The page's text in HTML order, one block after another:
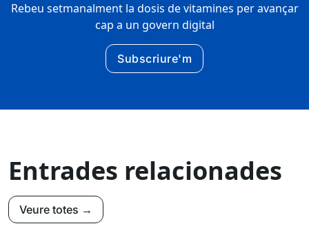
Rebeu setmanalment la dosis de vitamines per avançar
cap a un govern digital
Subscriure'm
Entrades relacionades
Veure totes →